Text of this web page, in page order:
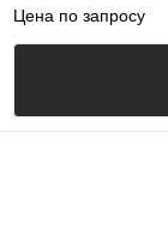
Цена по запросу